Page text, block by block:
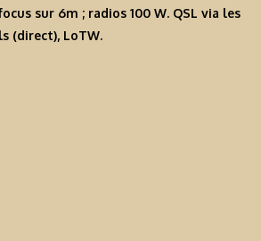
sur 6m ; radios 100 W. QSL via les
(direct), LoTW.